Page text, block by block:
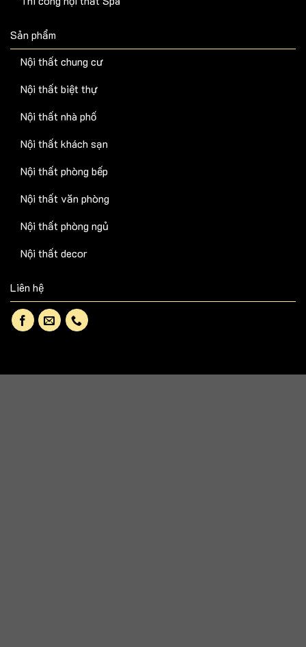
Sản phẩm
Nội thất chung cư
Nội thất biệt thự
Nội thất nhà phố
Nội thất khách sạn
Nội thất phòng bếp
Nội thất văn phòng
Nội thất phòng ngủ
Nội thất decor
Liên hệ